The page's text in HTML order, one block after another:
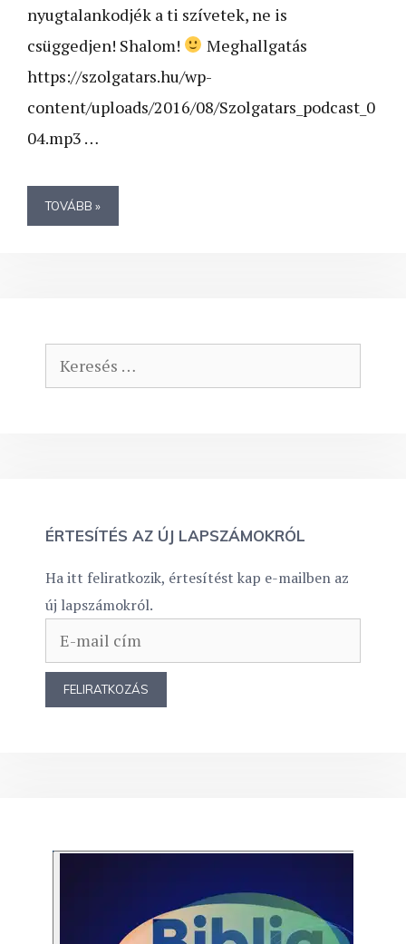
nyugtalankodjék a ti szívetek, ne is
csüggedjen! Shalom!
Meghallgatás
https://szolgatars.hu/wp-
content/uploads/2016/08/Szolgatars_podcast_0
04.mp3 …
TOVÁBB »
Keresés:
ÉRTESÍTÉS AZ ÚJ LAPSZÁMOKRÓL
Ha itt feliratkozik, értesítést kap e-mailben az
új lapszámokról.